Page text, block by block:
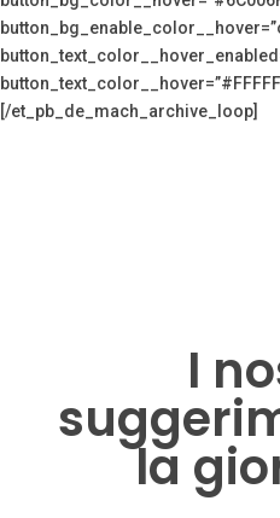
[/et_pb_de_mach_archive_loop]
I
la